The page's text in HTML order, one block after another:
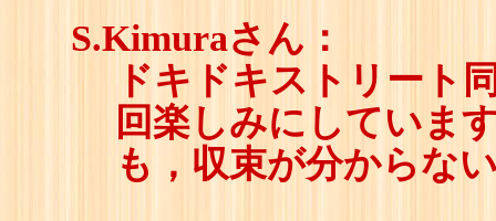
S.Kimuraさん：
ドキドキストリート
回楽しみにしていま
も，収束が分からな